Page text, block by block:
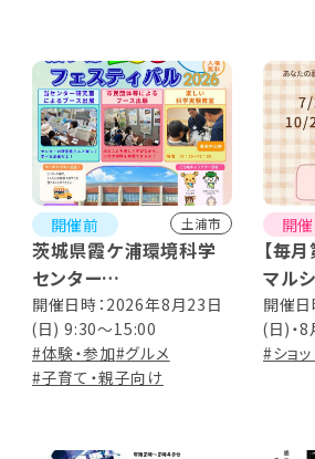
開催前 土浦市
茨城県霞ケ浦環境科学
センター
霞ヶ浦ECOフェスティバ
ル2026
開催日時：2026年8月23日
(日) 9:30～15:00
#体験・参加#グルメ
#子育て・親子向け
開
【毎
マル
開催
(日)・
(日)・
#ショ